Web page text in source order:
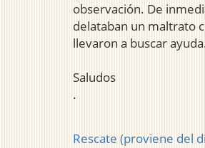
observación. De
delataban un maltrato
llevaron a buscar
Saludos
.
Rescate (proviene del